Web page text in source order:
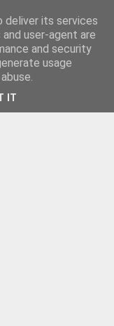
deliver its services
user-agent are
and security
usage
IT